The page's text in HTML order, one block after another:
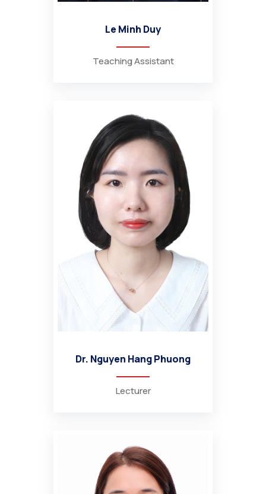
Le Minh Duy
Teaching Assistant
Dr. Nguyen Hang Phuong
Lecturer